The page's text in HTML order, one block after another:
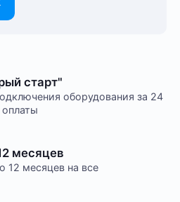
нет отзывов
мнение о популярном
Так мы улучшаем
интернет-⁠магазина.
заказа вы можете выбрать
производится только
заказа, с вами
старт"
оборудования за 24
месяцев
12 месяцев на все